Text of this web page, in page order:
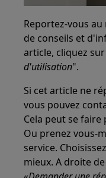
Reportez-vous
de conseils et
article, cliquez
d'utilisation".
Si cet article ne
vous pouvez
Cela peut se
Ou prenez vous-
service.
mieux. A droite